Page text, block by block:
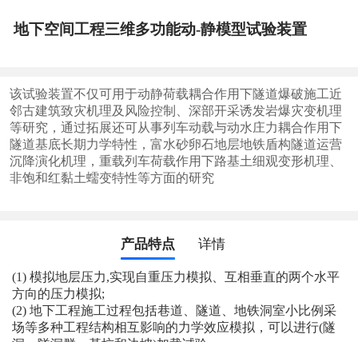
地下空间工程三维多功能动-静模型试验装置
该试验装置不仅可用于动静荷载耦合作用下隧道爆破施工近
邻古建筑致灾机理及风险控制、深部开采诱发岩爆灾变机理
等研究，通过拓展还可从事列车动载与动水庄力耦合作用下
隧道基底长期力学特性，富水砂卵石地层地铁盾构隧道运营
沉降演化机理，重载列车荷载作用下路基土细观变形机理、
非饱和红黏土蠕变特性等方面的研究
产品特点 详情
(1) 模拟地层压力,实现自重压力模拟、互相垂直的两个水平
方向的压力模拟;
(2) 地下工程施工过程包括巷道、隧道、地铁洞室小比例采
场等多种工程结构相互影响的力学效应模拟， 可以进行(隧